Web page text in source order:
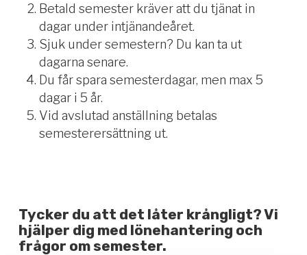
Betald semester kräver att du tjänat in
dagar under intjänandeåret.
Sjuk under semestern? Du kan ta ut
dagarna senare.
Du får spara semesterdagar, men max 5
dagar i 5 år.
Vid avslutad anställning betalas
semesterersättning ut.
Tycker du att det låter krångligt? Vi
hjälper dig med lönehantering och
frågor om semester.